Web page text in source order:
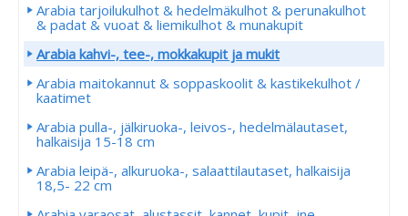
Arabia tarjoilukulhot & hedelmäkulhot & perunakulhot
& padat & vuoat & liemikulhot & munakupit
Arabia kahvi-, tee-, mokkakupit ja mukit
Arabia maitokannut & soppaskoolit & kastikekulhot /
kaatimet
Arabia pulla-, jälkiruoka-, leivos-, hedelmälautaset,
halkaisija 15-18 cm
Arabia leipä-, alkuruoka-, salaattilautaset, halkaisija
18,5- 22 cm